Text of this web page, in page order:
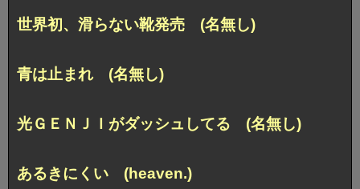
世界初、滑らない靴発売 (名無し)
青は止まれ (名無し)
光ＧＥＮＪＩがダッシュしてる (名無し)
あるきにくい (heaven.)